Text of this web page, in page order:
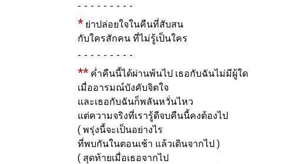
-
* ย่าปล่อยใจในคืนที่สับสน
กับใครสักคน ที่ไม่รู้เป็นใคร
-
** ค่ำคืนนี้ได้ผ่านพ้นไป เธอกับฉันไม่มีผู้ใด
เมื่ออารมณ์บังคับจิตใจ
และเธอกับฉันก็พลันหวั่นไหว
แต่ความจริงที่เรารู้ดีจบคืนนี้คงต้องไป
( พรุ่งนี้จะเป็นอย่างไร
ที่พบกันในตอนเช้า แล้วเดินจากไป )
( สุดท้ายเมื่อเธอจากไป